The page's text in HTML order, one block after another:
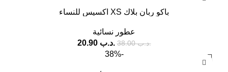
باكو ربان بلاك XS اكسيس للنساء
عطور نسائية
.د.ب38.00 .د.ب 20.90
-38%